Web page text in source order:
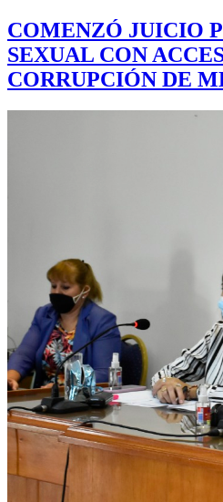
COMENZÓ JUICIO
SEXUAL CON
CORRUPCIÓN DE